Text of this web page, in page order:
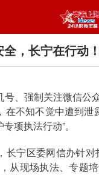
，长宁在行动！
号、强制关注微信
不知不觉中遭到泄
项执法行动”。
宁区委网信办针对
从现场执法、专题